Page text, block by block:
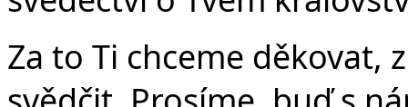
Za to Ti chceme děkovat,